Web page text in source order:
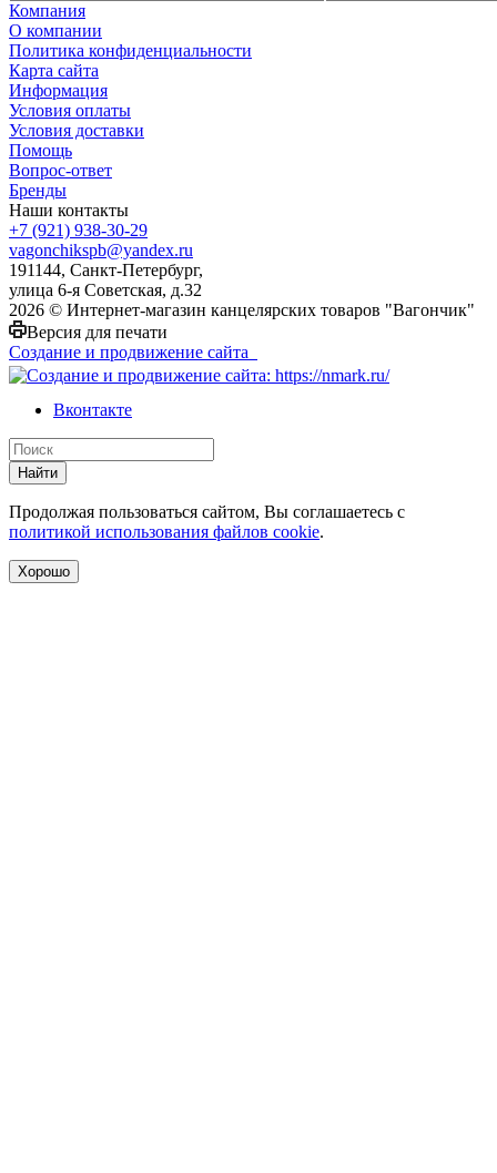
Компания
О компании
Политика конфиденциальности
Карта сайта
Информация
Условия оплаты
Условия доставки
Помощь
Вопрос-ответ
Бренды
Наши контакты
+7 (921) 938-30-29
vagonchikspb@yandex.ru
191144, Санкт-Петербург,
улица 6-я Советская, д.32
2026 © Интернет-магазин канцелярских товаров "Вагончик"
Версия для печати
Создание и продвижение сайта
Вконтакте
Найти
Продолжая пользоваться сайтом, Вы соглашаетесь с
политикой использования файлов cookie.
Хорошо